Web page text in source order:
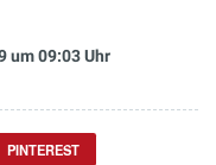
um 09:03 Uhr
PINTEREST